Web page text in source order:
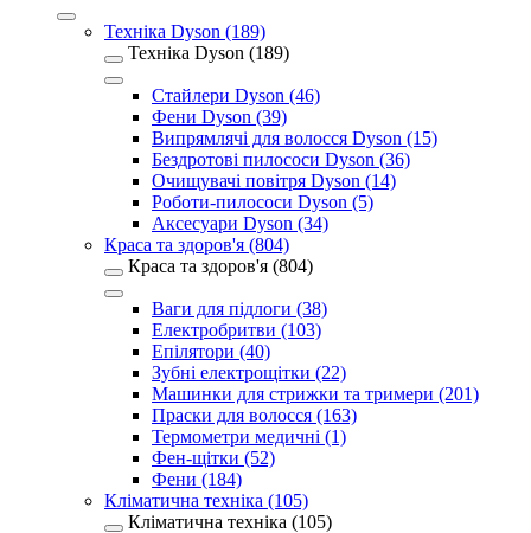
Техніка Dyson (189)
Техніка Dyson (189)
Стайлери Dyson (46)
Фени Dyson (39)
Випрямлячі для волосся Dyson (15)
Бездротові пилососи Dyson (36)
Очищувачі повітря Dyson (14)
Роботи-пилососи Dyson (5)
Аксесуари Dyson (34)
Краса та здоров'я (804)
Краса та здоров'я (804)
Ваги для підлоги (38)
Електробритви (103)
Епілятори (40)
Зубні електрощітки (22)
Машинки для стрижки та тримери (201)
Праски для волосся (163)
Термометри медичні (1)
Фен-щітки (52)
Фени (184)
Кліматична техніка (105)
Кліматична техніка (105)